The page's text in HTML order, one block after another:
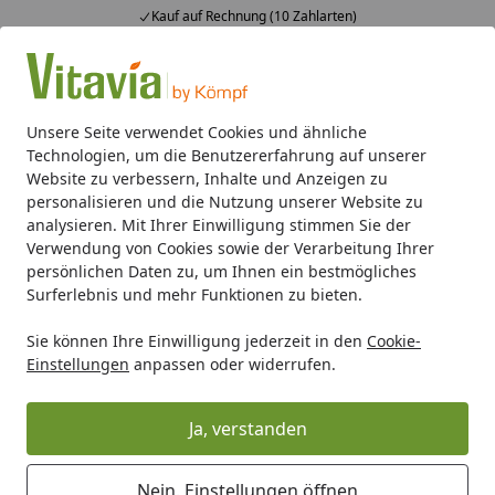
Unsere Seite verwendet Cookies und ähnliche
Technologien, um die Benutzererfahrung auf unserer
Website zu verbessern, Inhalte und Anzeigen zu
personalisieren und die Nutzung unserer Website zu
analysieren. Mit Ihrer Einwilligung stimmen Sie der
Verwendung von Cookies sowie der Verarbeitung Ihrer
persönlichen Daten zu, um Ihnen ein bestmögliches
Surferlebnis und mehr Funktionen zu bieten.
Sie können Ihre Einwilligung jederzeit in den Cookie-
Einstellungen anpassen oder widerrufen.
Ja, verstanden
Kauf auf Rechnung (10 Zahlarten)
Alle Produkte
Mein Konto
Suchen
Startseite
Vitavia Ausgleichsscheibe 612 x 384 mm für Seitenfenster
Vitavia Ausgleichsscheibe 612 x 384
mm für Seitenfenster (bei
Einscheibensicherheitsglas) -